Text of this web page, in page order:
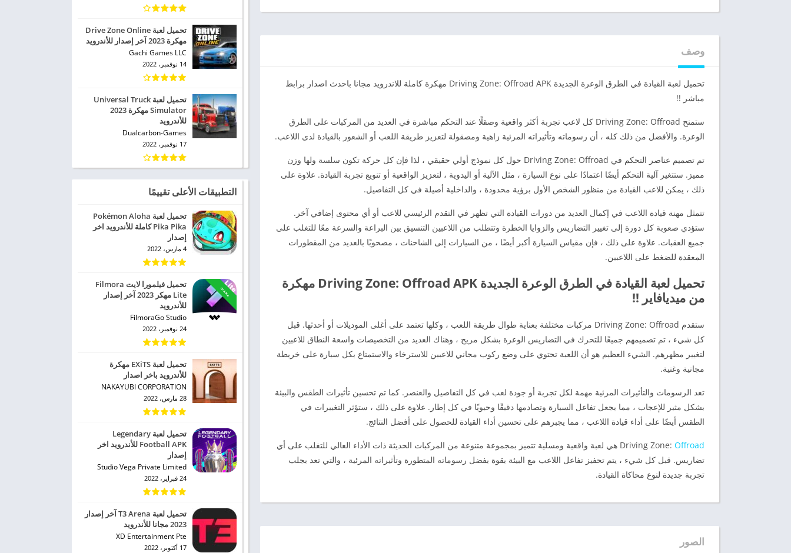
وصف
تحميل لعبة القيادة في الطرق الوعرة الجديدة Driving Zone: Offroad APK مهكرة كاملة للاندرويد مجانا باحدث اصدار برابط
مباشر !!
ستمنح Driving Zone: Offroad كل لاعب تجربة أكثر واقعية وصقلًا عند التحكم مباشرة في العديد من المركبات على الطرق
الوعرة. والأفضل من ذلك كله ، أن رسوماته وتأثيراته المرئية زاهية ومصقولة لتعزيز طريقة اللعب أو الشعور بالقيادة لدى اللاعب.
تم تصميم عناصر التحكم في Driving Zone: Offroad حول كل نموذج أولي حقيقي ، لذا فإن كل حركة تكون سلسة ولها وزن
مميز. ستتغير آلية التحكم أيضًا اعتمادًا على نوع السيارة ، مثل الآلية أو اليدوية ، لتعزيز الواقعية أو تنويع تجربة القيادة. علاوة على
ذلك ، يمكن للاعب القيادة من منظور الشخص الأول برؤية محدودة ، والداخلية أصيلة في كل التفاصيل.
تتمثل مهنة قيادة اللاعب في إكمال العديد من دورات القيادة التي تظهر في التقدم الرئيسي للاعب أو أي محتوى إضافي آخر.
ستؤدي صعوبة كل دورة إلى تغيير التضاريس والزوايا الخطرة وتتطلب من اللاعبين التنسيق بين البراعة والسرعة معًا للتغلب على
جميع العقبات. علاوة على ذلك ، فإن مقياس السيارة أكبر أيضًا ، من السيارات إلى الشاحنات ، مصحوبًا بالعديد من المقطورات
المعقدة للضغط على اللاعبين.
تحميل لعبة القيادة في الطرق الوعرة الجديدة Driving Zone: Offroad APK مهكرة
من ميديافاير !!
ستقدم Driving Zone: Offroad مركبات مختلفة بعناية طوال طريقة اللعب ، وكلها تعتمد على أغلى الموديلات أو أحدثها. قبل
كل شيء ، تم تصميمهم جميعًا للتحرك في التضاريس الوعرة بشكل مريح ، وهناك العديد من التخصيصات واسعة النطاق للاعبين
لتغيير مظهرهم. الشيء العظيم هو أن اللعبة تحتوي على وضع ركوب مجاني للاعبين للاسترخاء والاستمتاع بكل سيارة على خريطة
مجانية وغنية.
تعد الرسومات والتأثيرات المرئية مهمة لكل تجربة أو جودة لعب في كل التفاصيل والعنصر. كما تم تحسين تأثيرات الطقس والبيئة
بشكل مثير للإعجاب ، مما يجعل تفاعل السيارة وتصادمها دقيقًا وحيويًا في كل إطار. علاوة على ذلك ، ستؤثر التغييرات في
الطقس أيضًا على أداء قيادة اللاعب ، مما يجبرهم على تحسين أداء القيادة للحصول على أفضل النتائج.
Driving Zone: Offroad
هي لعبة واقعية ومسلية تتميز بمجموعة متنوعة من المركبات الحديثة ذات الأداء العالي للتغلب على أي
تضاريس. قبل كل شيء ، يتم تحفيز تفاعل اللاعب مع البيئة بقوة بفضل رسوماته المتطورة وتأثيراته المرئية ، والتي تعد بجلب
تجربة جديدة لنوع محاكاة القيادة.
الصور
تحميل لعبة Drive Zone Online
مهكرة 2023 آخر إصدار للأندرويد
Gachi Games LLC
14 نوفمبر، 2022
تحميل لعبة Universal Truck
Simulator مهكرة 2023
للأندرويد
Dualcarbon-Games
17 نوفمبر، 2022
التطبيقات الأعلى تقييمًا
تحميل لعبة Pokémon Aloha
Pika Pika كاملة للأندرويد اخر
إصدار
4 مارس، 2022
محدث
تحميل فيلمورا لايت Filmora
Lite مهكر 2023 آخر إصدار
للأندرويد
FilmoraGo Studio
24 نوفمبر، 2022
تحميل لعبة EXiTS مهكرة
للأندرويد باخر اصدار
NAKAYUBI CORPORATION
28 مارس، 2022
تحميل لعبة Legendary
Football APK للأندرويد اخر
إصدار
Studio Vega Private Limited
24 فبراير، 2022
تحميل لعبة T3 Arena آخر إصدار
2023 مجانا للأندرويد
XD Entertainment Pte
17 أكتوبر، 2022